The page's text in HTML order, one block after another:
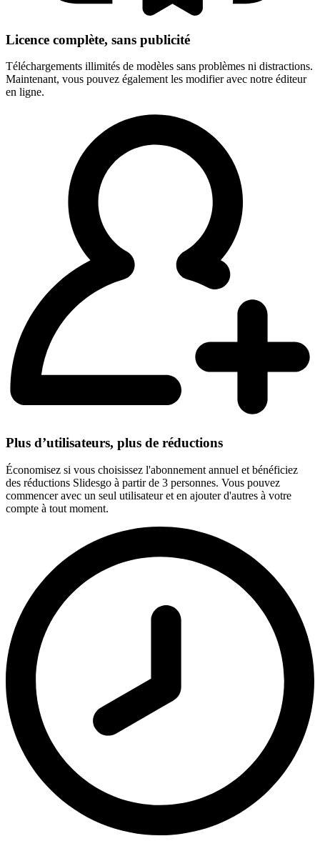
Licence complète, sans publicité
Téléchargements illimités de modèles sans problèmes ni distractions.
Maintenant, vous pouvez également les modifier avec notre éditeur
en ligne.
Plus d’utilisateurs, plus de réductions
Économisez si vous choisissez l'abonnement annuel et bénéficiez
des réductions Slidesgo à partir de 3 personnes. Vous pouvez
commencer avec un seul utilisateur et en ajouter d'autres à votre
compte à tout moment.